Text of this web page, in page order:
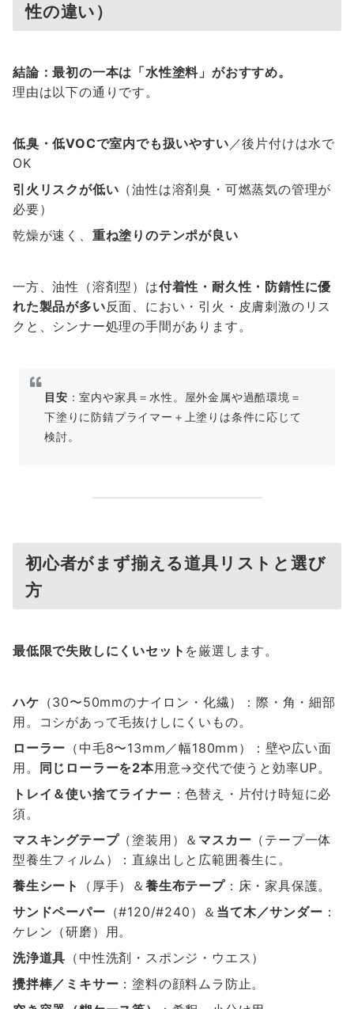
性の違い）
結論：最初の一本は「水性塗料」がおすすめ。
理由は以下の通りです。
低臭・低VOCで室内でも扱いやすい ／後片付けは水で
OK
引火リスクが低い （油性は溶剤臭・可燃蒸気の管理が
必要）
乾燥が速く、 重ね塗りのテンポが良い
一方、油性（溶剤型）は付着性・耐久性・防錆性に優
れた製品が多い反面、におい・引火・皮膚刺激のリス
クと、シンナー処理の手間があります。
目安 ：室内や家具＝水性。屋外金属や過酷環境＝
下塗りに防錆プライマー＋上塗りは条件に応じて
検討。
初心者がまず揃える道具リストと選び
方
最低限で失敗しにくいセット を厳選します。
ハケ （30〜50mmのナイロン・化繊）：際・角・細部
用。コシがあって毛抜けしにくいもの。
ローラー （中毛8〜13mm／幅180mm）：壁や広い面
用。
同じローラーを2本用意→交代で使うと効率UP。
トレイ＆使い捨てライナー ：色替え・片付け時短に必
須。
マスキングテープ（塗装用）＆ マスカー （テープ一体
型養生フィルム）：直線出しと広範囲養生に。
養生シート
（厚手）＆ 養生布テープ：床・家具保護。
サンドペーパー （#120/#240）＆ 当て木／サンダー ：
ケレン（研磨）用。
洗浄道具 （中性洗剤・スポンジ・ウエス）
攪拌棒／ミキサー ：塗料の顔料ムラ防止。